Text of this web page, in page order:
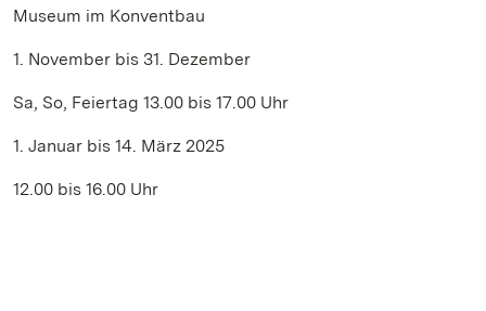
Museum im Konventbau
1. November bis 31. Dezember
Sa, So, Feiertag 13.00 bis 17.00 Uhr
1. Januar bis 14. März 2025
12.00 bis 16.00 Uhr